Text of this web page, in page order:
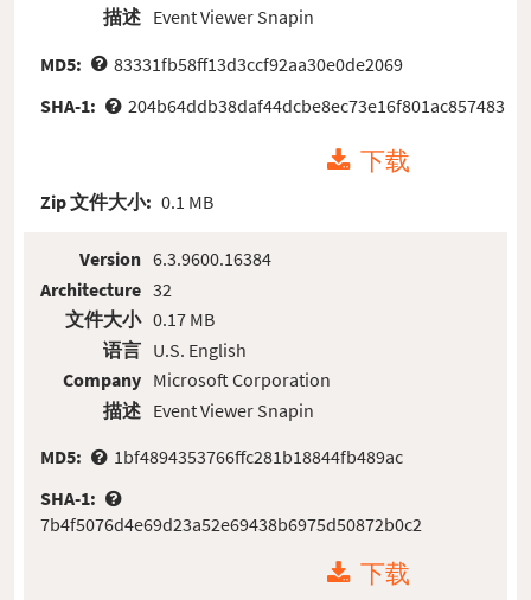
描述 Event Viewer Snapin
MD5:
83331fb58ff13d3ccf92aa30e0de2069
SHA-1:
204b64ddb38daf44dcbe8ec73e16f801ac857483
下载
Zip 文件大小: 0.1 MB
Version
Architecture
文件大小
语言
Company
描述
6.3.9600.16384
32
0.17 MB
U.S. English
Microsoft Corporation
Event Viewer Snapin
MD5:
1bf4894353766ffc281b18844fb489ac
SHA-1:
7b4f5076d4e69d23a52e69438b6975d50872b0c2
下载